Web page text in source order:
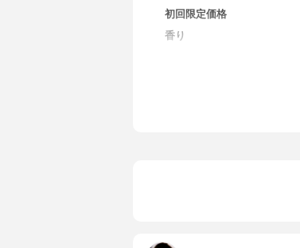
初回限定価格
香り